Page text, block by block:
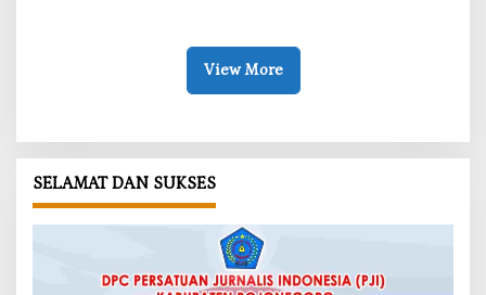
View More
SELAMAT DAN SUKSES